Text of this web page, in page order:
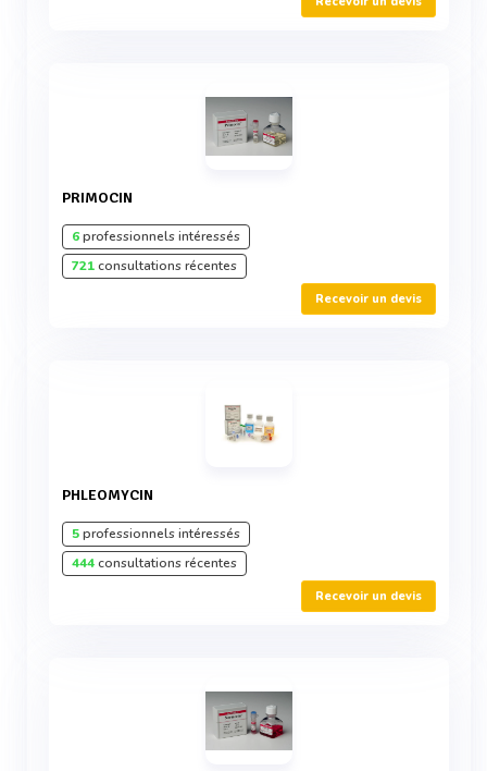
PRIMOCIN
6professionnels intéressés
721consultations récentes
Recevoir un devis
PHLEOMYCIN
5professionnels intéressés
444consultations récentes
Recevoir un devis